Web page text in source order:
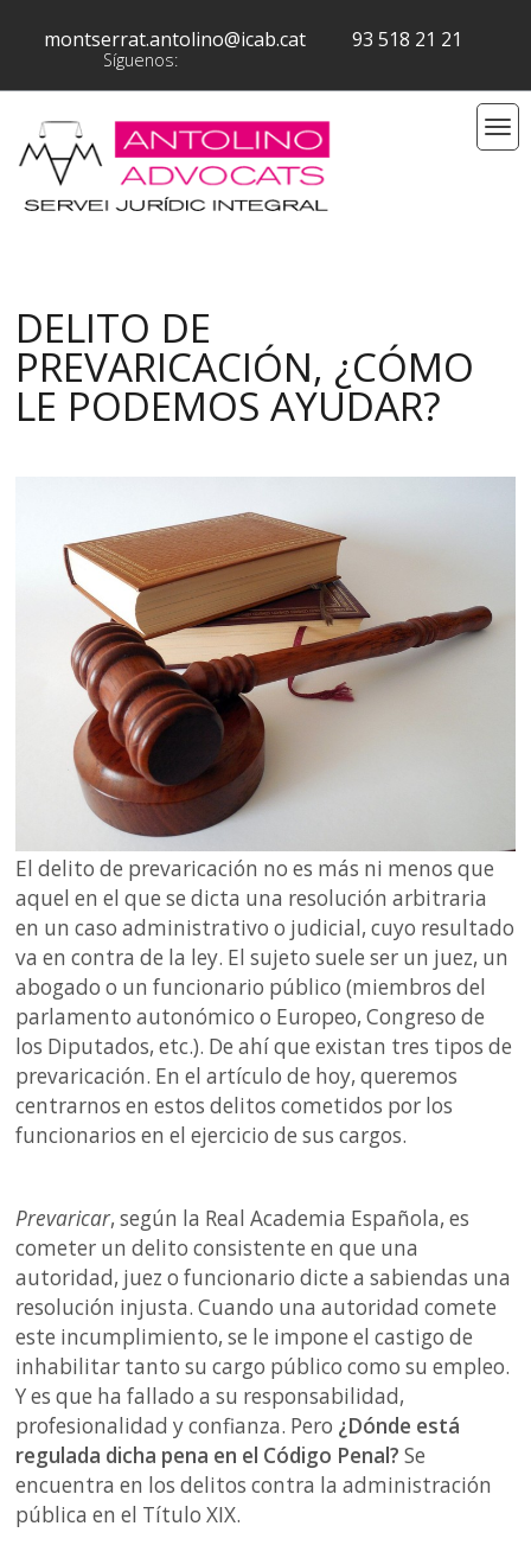
montserrat.antolino@icab.cat 93 518 21 21
Síguenos:
DELITO DE
PREVARICACIÓN, ¿CÓMO
LE PODEMOS AYUDAR?
El delito de prevaricación no es más ni menos que
aquel en el que se dicta una resolución arbitraria
en un caso administrativo o judicial, cuyo resultado
va en contra de la ley. El sujeto suele ser un juez, un
abogado o un funcionario público (miembros del
parlamento autonómico o Europeo, Congreso de
los Diputados, etc.). De ahí que existan tres tipos de
prevaricación. En el artículo de hoy, queremos
centrarnos en estos delitos cometidos por los
funcionarios en el ejercicio de sus cargos.
Prevaricar, según la Real Academia Española, es
cometer un delito consistente en que una
autoridad, juez o funcionario dicte a sabiendas una
resolución injusta. Cuando una autoridad comete
este incumplimiento, se le impone el castigo de
inhabilitar tanto su cargo público como su empleo.
Y es que ha fallado a su responsabilidad,
profesionalidad y confianza. Pero ¿Dónde está
regulada dicha pena en el Código Penal? Se
encuentra en los delitos contra la administración
pública en el Título XIX.